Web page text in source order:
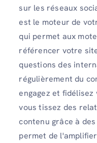
sur les réseaux
est le moteur de
qui permet aux
référencer votre
questions des
régulièrement du
engagez et
vous tissez des
contenu grâce à
permet de